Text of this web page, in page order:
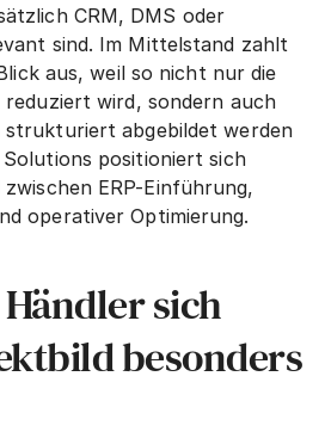
CRM, DMS oder
sind. Im Mittelstand zahlt
aus, weil so nicht nur die
wird, sondern auch
strukturiert abgebildet werden
positioniert sich
zwischen ERP-Einführung,
operativer Optimierung.
sich
besonders